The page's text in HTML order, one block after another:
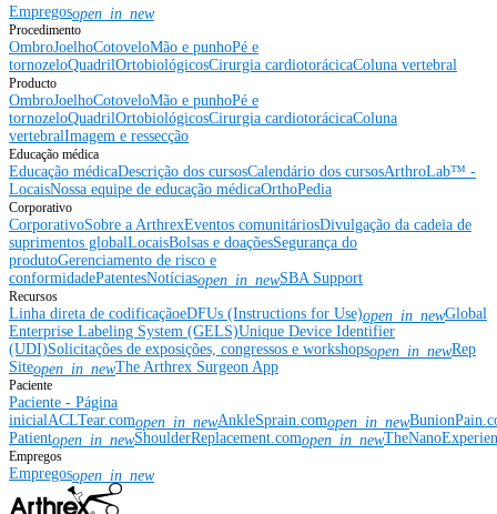
Empregosopen_in_new
Procedimento
OmbroJoelhoCotoveloMão e punhoPé e
tornozeloQuadrilOrtobiológicosCirurgia cardiotorácicaColuna vertebral
Producto
OmbroJoelhoCotoveloMão e punhoPé e
tornozeloQuadrilOrtobiológicosCirurgia cardiotorácicaColuna
vertebralImagem e ressecção
Educação médica
Educação médicaDescrição dos cursosCalendário dos cursosArthroLab™ -
LocaisNossa equipe de educação médicaOrthoPedia
Corporativo
CorporativoSobre a ArthrexEventos comunitáriosDivulgação da cadeia de
suprimentos globalLocaisBolsas e doaçõesSegurança do
produtoGerenciamento de risco e
conformidadePatentesNotíciasopen_in_newSBA Support
Recursos
Linha direta de codificaçãoeDFUs (Instructions for Use)open_in_newGlobal
Enterprise Labeling System (GELS)Unique Device Identifier
(UDI)Solicitações de exposições, congressos e workshopsopen_in_newRep
Siteopen_in_newThe Arthrex Surgeon App
Paciente
Paciente - Página
inicialACLTear.comopen_in_newAnkleSprain.comopen_in_new
Patientopen_in_newShoulderReplacement.comopen_in_new
Empregos
Empregosopen_in_new